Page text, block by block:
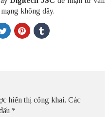
không dây.
hiển thị công khai. Các
*